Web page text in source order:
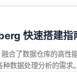
快速搭建指
合了数据仓库的高性
种数据处理分析的需